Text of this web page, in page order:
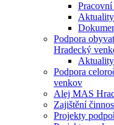
Pracovní
Aktuality
Podpora
Hradecký
Aktuality
Podpora
venkov
Alej MAS
Zajištění
Projekty